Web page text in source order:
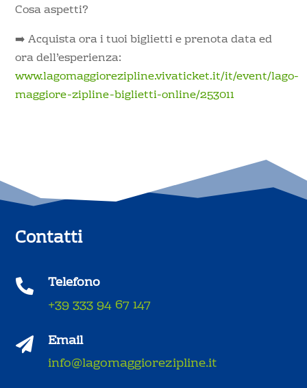
Cosa aspetti?
➡️ Acquista ora i tuoi biglietti e prenota data ed
ora dell’esperienza:
www.lagomaggiorezipline.vivaticket.it/it/event/lago-
maggiore-zipline-biglietti-online/253011
Contatti

Telefono
+39 333 94 67 147

Email
info@lagomaggiorezipline.it